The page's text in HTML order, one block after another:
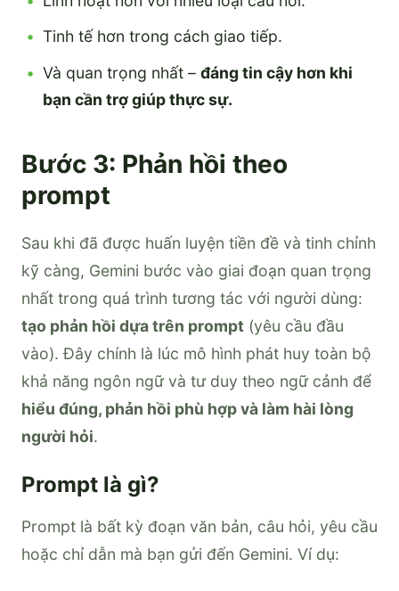
Tinh tế hơn trong cách giao tiếp.
Và quan trọng nhất – đáng tin cậy hơn khi
bạn cần trợ giúp thực sự.
Bước 3: Phản hồi theo
prompt
Sau khi đã được huấn luyện tiền đề và tinh chỉnh
kỹ càng, Gemini bước vào giai đoạn quan trọng
nhất trong quá trình tương tác với người dùng:
tạo phản hồi dựa trên prompt (yêu cầu đầu
vào). Đây chính là lúc mô hình phát huy toàn bộ
khả năng ngôn ngữ và tư duy theo ngữ cảnh để
hiểu đúng, phản hồi phù hợp và làm hài lòng
người hỏi.
Prompt là gì?
Prompt là bất kỳ đoạn văn bản, câu hỏi, yêu cầu
hoặc chỉ dẫn mà bạn gửi đến Gemini. Ví dụ: